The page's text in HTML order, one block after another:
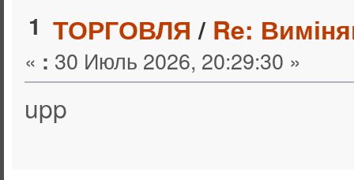
1 ТОРГОВЛЯ / Re:
« : 30 Июль 2026, 20:29:30 »
upp